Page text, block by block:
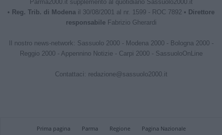
Parma2000.it supplemento al quotidiano Sassuolo2000.it
• Reg. Trib. di Modena il 30/08/2001 al nr. 1599 - ROC 7892 • Direttore
responsabileFabrizio Gherardi
Il nostro news-network: Sassuolo 2000- Modena 2000- Bologna 2000-
Reggio 2000- Appennino Notizie - Carpi 2000- SassuoloOnLine
Contattaci: redazione@sassuolo2000.it
Prima pagina Parma Regione Pagina Nazionale